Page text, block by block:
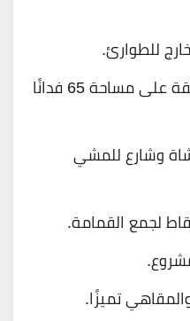
للطوارئ.
كذلك سوف تجد أيضًا حديقة على مساحة 65 فدانًا
وشارع للمشي
لجمع القمامة.
تميزًا.